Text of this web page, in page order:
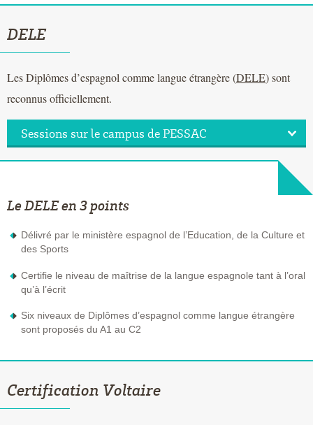
DELE
Les Diplômes d’espagnol comme langue étrangère (DELE) sont
reconnus officiellement.
Sessions sur le campus de PESSAC
Le DELE en 3 points
Délivré par le ministère espagnol de l’Education, de la Culture et
des Sports
Certifie le niveau de maîtrise de la langue espagnole tant à l’oral
qu’à l’écrit
Six niveaux de Diplômes d’espagnol comme langue étrangère
sont proposés du A1 au C2
Certification Voltaire